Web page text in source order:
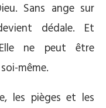
Sans ange sur
dédale. Et
Elle ne peut être
même.
les pièges et les